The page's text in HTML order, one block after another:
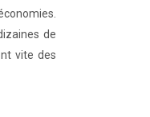
de
vite des